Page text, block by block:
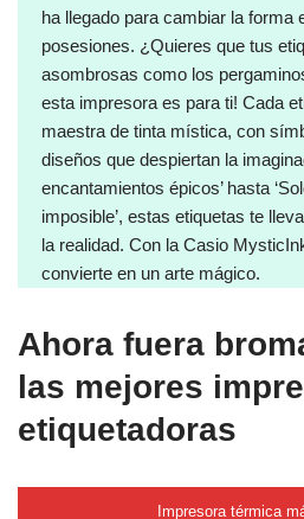
ha llegado para cambiar la forma
posesiones. ¿Quieres que tus
asombrosas como los
esta impresora es para ti! Cada
maestra de tinta mística, con
diseños que despiertan la
encantamientos épicos’ hasta
imposible’, estas etiquetas te
la realidad. Con la Casio
convierte en un arte mágico.
Ahora fuera
las mejores
etiquetadoras
Impresora térmica